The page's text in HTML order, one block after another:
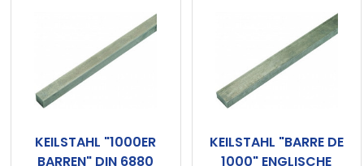
KEILSTAHL "1000ER
BARREN" DIN 6880
KEILSTAHL "BARRE DE
1000" ENGLISCHE